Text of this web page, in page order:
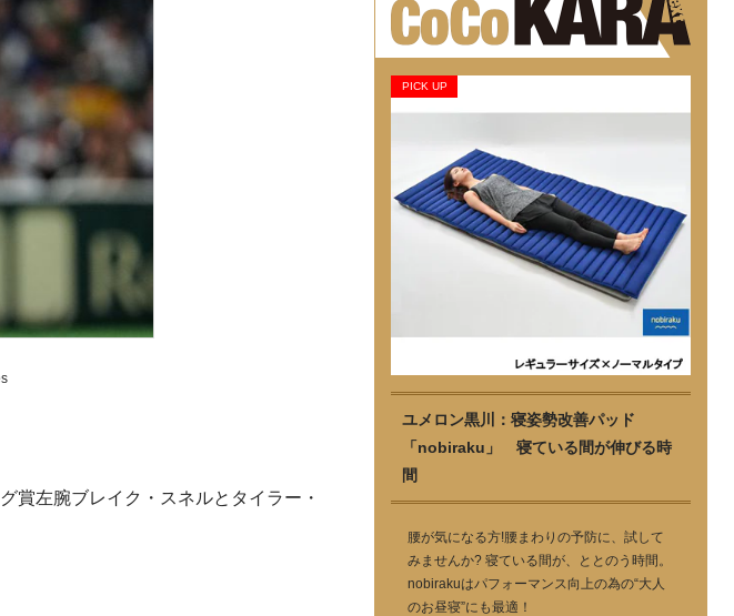
賞左腕ブレイク・スネルとタイラー・
PICK UP
ユメロン黒川：寝姿勢改善パッド
「nobiraku」 寝ている間が伸びる時
間
腰が気になる方!腰まわりの予防に、試して
みませんか? 寝ている間が、ととのう時間。
nobirakuはパフォーマンス向上の為の“大人
のお昼寝”にも最適！